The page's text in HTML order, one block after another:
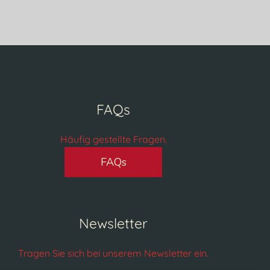
FAQs
Häufig gestellte Fragen.
FAQs
Newsletter
Tragen Sie sich bei unserem Newsletter ein.